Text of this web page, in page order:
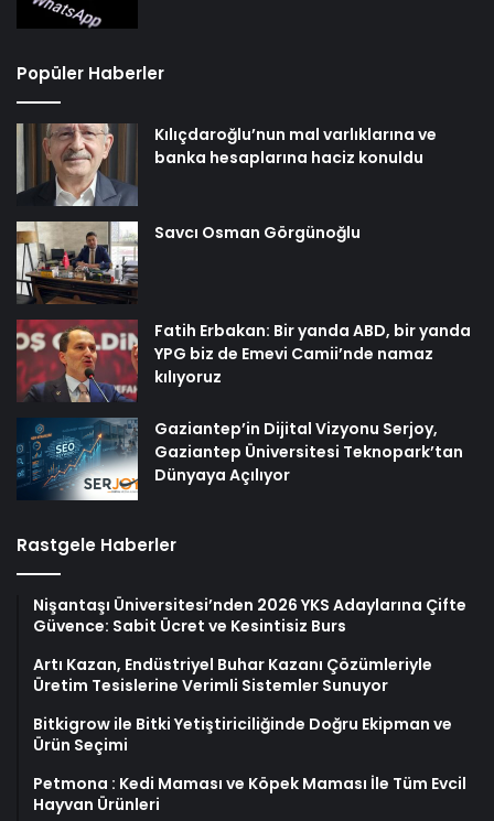
Popüler Haberler
Kılıçdaroğlu’nun mal varlıklarına ve
banka hesaplarına haciz konuldu
Savcı Osman Görgünoğlu
Fatih Erbakan: Bir yanda ABD, bir yanda
YPG biz de Emevi Camii’nde namaz
kılıyoruz
Gaziantep’in Dijital Vizyonu Serjoy,
Gaziantep Üniversitesi Teknopark’tan
Dünyaya Açılıyor
Rastgele Haberler
Nişantaşı Üniversitesi’nden 2026 YKS Adaylarına Çifte
Güvence: Sabit Ücret ve Kesintisiz Burs
Artı Kazan, Endüstriyel Buhar Kazanı Çözümleriyle
Üretim Tesislerine Verimli Sistemler Sunuyor
Bitkigrow ile Bitki Yetiştiriciliğinde Doğru Ekipman ve
Ürün Seçimi
Petmona : Kedi Maması ve Köpek Maması İle Tüm Evcil
Hayvan Ürünleri